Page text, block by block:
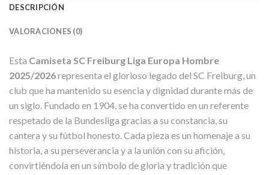
DESCRIPCIÓN
VALORACIONES (0)
Esta Camiseta SC Freiburg Liga Europa Hombre
2025/2026representa el glorioso legado del SC Freiburg, un
club que ha mantenido su esencia y dignidad durante más de
un siglo. Fundado en 1904, se ha convertido en un referente
respetado de la Bundesliga gracias a su constancia, su
cantera y su fútbol honesto. Cada pieza es un homenaje a su
historia, a su perseverancia y a la unión con su afición,
convirtiéndola en un símbolo de gloria y tradición que